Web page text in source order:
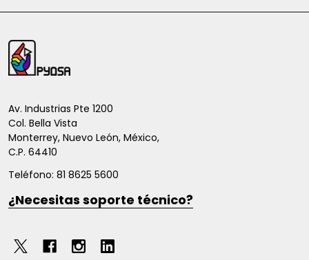
Inicio
del
de
página
Av. Industrias Pte 1200
Col. Bella Vista
Monterrey, Nuevo León, México,
C.P. 64410
Teléfono: 81 8625 5600
¿Necesitas soporte técnico?